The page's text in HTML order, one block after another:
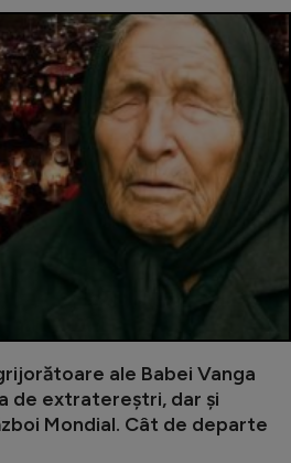
ale Babei Vanga
de extratereștri, dar și
Mondial. Cât de departe